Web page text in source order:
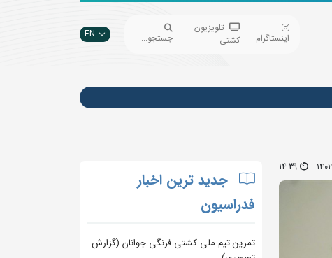
اینستاگرام
تلویزیون
کشتی
جستجو... EN
14:39
جدید ترین اخبار
فدراسیون
تمرین تیم ملی کشتی فرنگی جوانان (گزارش